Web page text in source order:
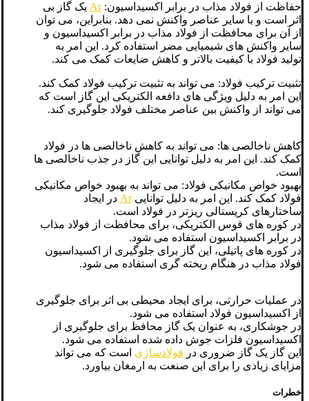
حفاظت از فولاد مذاب در برابر اکسیداسیون:Ar یک گاز بی
اثر است و با سایر عناصر واکنش نمی دهد. بنابراین، می توان
از آن برای محافظت از فولاد مذاب در برابر اکسیداسیون و
سایر واکنش های شیمیایی مضر استفاده کرد. این امر به
تولید فولاد با کیفیت بالاتر و کاهش ضایعات کمک می کند.
تثبیت ترکیب فولاد: می تواند به تثبیت ترکیب فولاد کمک کند.
این امر به دلیل ویژگی های دافعه الکتریکی این گاز است که
می تواند از واکنش بین عناصر مختلف فولاد جلوگیری کند.
کاهش ناخالصی ها: می تواند به کاهش ناخالصی ها در فولاد
کمک کند. این امر به دلیل توانایی این گاز در جذب ناخالصی ها
است.
بهبود خواص مکانیکی فولاد: می تواند به بهبود خواص مکانیکی
فولاد کمک کند. این امر به دلیل تواناییAr در ایجاد
ساختارهای کریستالی ریزتر در فولاد است.
در کوره های قوس الکتریکی، برای محافظت از فولاد مذاب
در برابر اکسیداسیون استفاده می شود.
در کوره های پاتیلی، این گاز برای جلوگیری از اکسیداسیون
فولاد مذاب در هنگام ریخته گری استفاده می شود.
در عملیات حرارتی، برای ایجاد محیطی بی اثر برای جلوگیری
از اکسیداسیون فولاد استفاده می شود.
در جوشکاری، به عنوان یک گاز محافظ برای جلوگیری از
اکسیداسیون فلزات جوش داده شده استفاده می شود.
این گاز یک گاز ضروری در فولادسازی است که می تواند
مزایای زیادی را برای این صنعت به ارمغان بیاورد.
خطرات